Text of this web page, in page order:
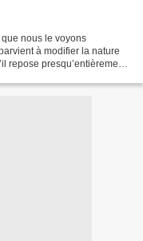
nous le voyons
à modifier la nature
repose presqu’entièrement